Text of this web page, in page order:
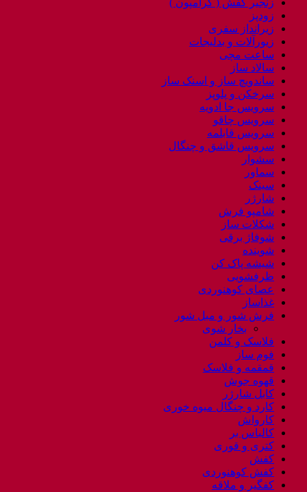
زودپز
زیرانداز سفری
زیورآلات و بدلیجات
ساعت مچی
سالاد ساز
ساندویچ ساز و اسنک ساز
سرخکن و پلوپز
سرویس جا ادویه
سرویس چاقو
سرویس قابلمه
سرویس قاشق و چنگال
سشوار
سماور
سینک
شارژر
شامپو فرش
شکلات ساز
شوفاژ برقی
شوینده
شیشه پاک کن
ظرفشویی
عصای کوهنوردی
غذاساز
فرش شور و مبل شور
بخار شوی
فلاسک و کلمن
فوم ساز
قمقمه و فلاسک
قهوه جوش
کابل شارژر
کارد و چنگال میوه خوری
کارواش
کالباس بر
کتری و قوری
کفش
کفش کوهنوردی
کفگیر و ملاقه